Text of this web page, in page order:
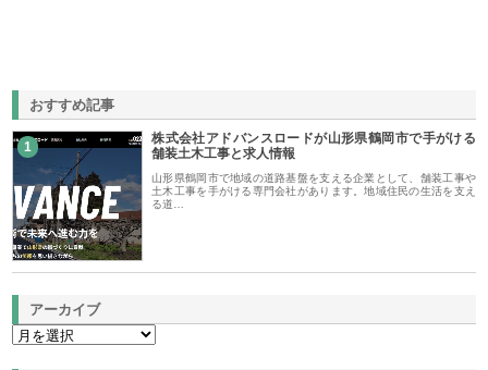
おすすめ記事
1
株式会社アドバンスロードが山形県鶴岡市で手がける
舗装土木工事と求人情報
山形県鶴岡市で地域の道路基盤を支える企業として、舗装工事や
土木工事を手がける専門会社があります。地域住民の生活を支え
る道…
アーカイブ